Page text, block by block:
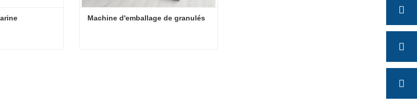
Machine d'emballage de granulés